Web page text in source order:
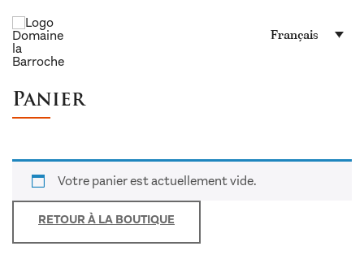
Français
Panier
Votre panier est actuellement vide.
RETOUR À LA BOUTIQUE